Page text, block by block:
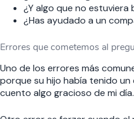
¿Y algo que no estuviera
¿Has ayudado a un
Errores que cometemos al
Uno de los errores más
porque su hijo había tenido
cuento algo gracioso de mi